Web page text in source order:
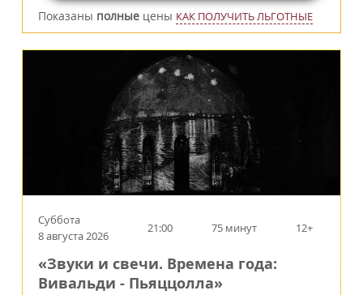
Показаны полные цены КАК ПОЛУЧИТЬ ЛЬГОТНЫЕ
Суббота
8 августа 2026
21:00 75 минут 12+
«Звуки и свечи. Времена года:
Вивальди - Пьяццолла»